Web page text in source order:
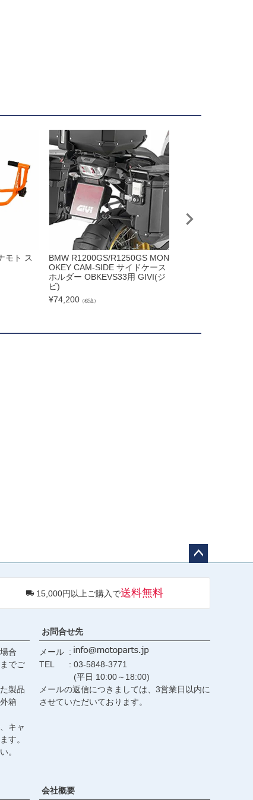
モト ス
BMW R1200GS/R1250GS MON
OKEY CAM-SIDE サイドケース
ホルダー OBKEVS33用 GIVI(ジ
ビ)
¥74,200 （税込）
へ
15,000円以上ご購入で送料無料
合
でご
製品
箱
キャ
す。
。
お問合せ先
メール
TEL
03-5848-3771
(平日 10:00～18:00)
メールの返信につきましては、3営業日以内に
させていただいております。
会社概要